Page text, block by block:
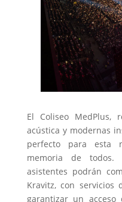
El Coliseo MedPlus,
acústica y modernas
perfecto para esta
memoria de
asistentes podrán
Kravitz, con servicios
garantizar un